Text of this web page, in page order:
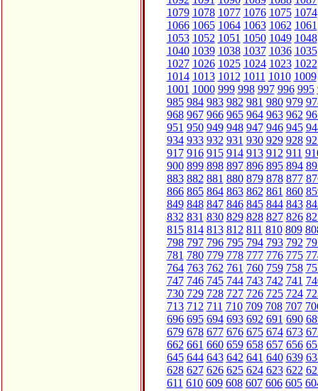
1079 1078 1077 1076 1075 1074
1066 1065 1064 1063 1062 1061
1053 1052 1051 1050 1049 1048
1040 1039 1038 1037 1036 1035
1027 1026 1025 1024 1023 1022
1014 1013 1012 1011 1010 1009
1001 1000 999 998 997 996 995
985 984 983 982 981 980 979
968 967 966 965 964 963 962
951 950 949 948 947 946 945
934 933 932 931 930 929 928
917 916 915 914 913 912 911
900 899 898 897 896 895 894
883 882 881 880 879 878 877
866 865 864 863 862 861 860
849 848 847 846 845 844 843
832 831 830 829 828 827 826
815 814 813 812 811 810 809
798 797 796 795 794 793 792
781 780 779 778 777 776 775
764 763 762 761 760 759 758
747 746 745 744 743 742 741
730 729 728 727 726 725 724
713 712 711 710 709 708 707
696 695 694 693 692 691 690
679 678 677 676 675 674 673
662 661 660 659 658 657 656
645 644 643 642 641 640 639
628 627 626 625 624 623 622
611 610 609 608 607 606 605